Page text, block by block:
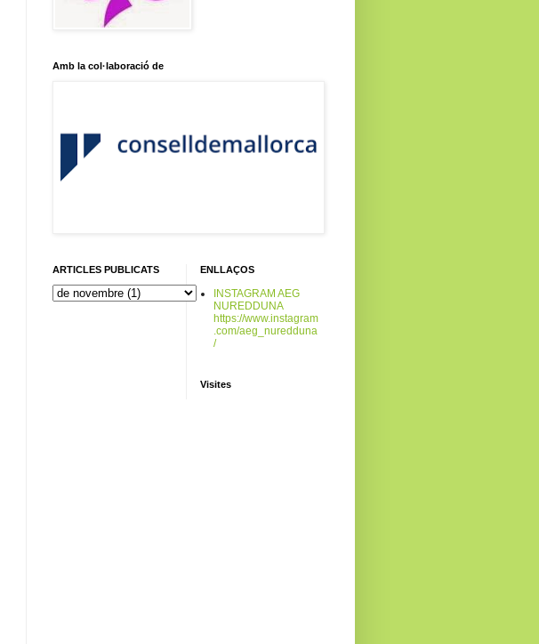
Amb la col·laboració de
ARTICLES PUBLICATS ENLLAÇOS
INSTAGRAM AEG
NUREDDUNA
https://www.instagram
.com/aeg_nuredduna
/
Visites